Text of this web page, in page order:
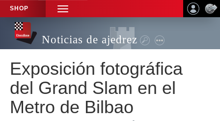
SHOP
TOGGLE
NAVIGATION
Noticias de ajedrez
Exposición fotográfica
del Grand Slam en el
Metro de Bilbao